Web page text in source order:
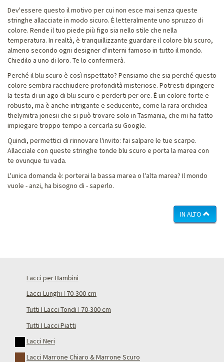
Dev'essere questo il motivo per cui non esce mai senza queste
stringhe allacciate in modo sicuro. È letteralmente uno spruzzo di
colore. Rende il tuo piede più figo sia nello stile che nella
temperatura. In realtà, è tranquillizzante guardare il colore blu scuro,
almeno secondo ogni designer d'interni famoso in tutto il mondo.
Chiedilo a uno di loro. Te lo confermerà.
Perché il blu scuro è così rispettato? Pensiamo che sia perché questo
colore sembra racchiudere profondità misteriose. Potresti dipingere
la testa di un ago di blu scuro e perderti per ore. È un colore forte e
robusto, ma è anche intrigante e seducente, come la rara orchidea
thelymitra jonesii che si può trovare solo in Tasmania, che mi ha fatto
impiegare troppo tempo a cercarla su Google.
Quindi, permettici di rinnovare l'invito: fai salpare le tue scarpe.
Allacciale con queste stringhe tonde blu scuro e porta la marea con
te ovunque tu vada.
L'unica domanda è: porterai la bassa marea o l'alta marea? Il mondo
vuole - anzi, ha bisogno di - saperlo.
IN ALTO
Lacci per Bambini
Lacci Lunghi ǀ 70-300 cm
Tutti I Lacci Tondi ǀ 70-300 cm
Tutti I Lacci Piatti
Lacci Neri
Lacci Marrone Chiaro & Marrone Scuro